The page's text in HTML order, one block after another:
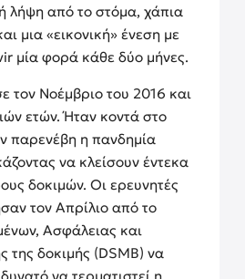
λήψη από το στόμα, χάπια
μια «εικονική» ένεση με
μία φορά κάθε δύο μήνες.
τον Νοέμβριο του 2016 και
ετών. Ήταν κοντά στο
παρενέβη η πανδημία
να κλείσουν έντεκα
δοκιμών. Οι ερευνητές
τον Απρίλιο από το
Ασφάλειας και
της δοκιμής (DSMB) να